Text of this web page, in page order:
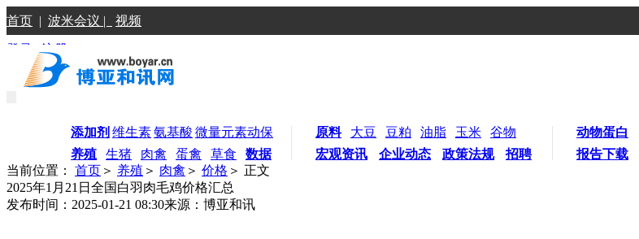
首页 | 波米会议 | 视频
登录 |注册
添加剂 维生素氨基酸 微量元素动保
养殖
生猪 肉禽 蛋禽 草食 数据
原料 大豆 豆粕 油脂 玉米
谷物
宏观资讯
企业动态 政策法规 招聘
动物蛋白
报告下载
当前位置： 首页 ＞ 养殖 ＞ 肉禽 ＞ 价格 ＞ 正文
2025年1月21日全国白羽肉毛鸡价格汇总
发布时间：2025-01-21 08:30来源：博亚和讯